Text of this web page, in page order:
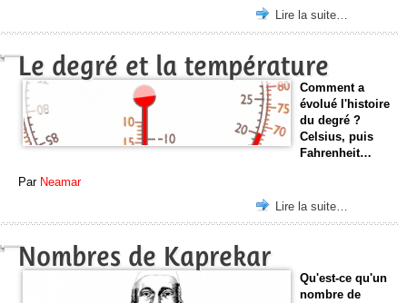
Lire la suite…
Le degré et la température
Comment a
évolué l'histoire
du degré ?
Celsius, puis
Fahrenheit…
Par Neamar
Lire la suite…
Nombres de Kaprekar
Qu'est-ce qu'un
nombre de